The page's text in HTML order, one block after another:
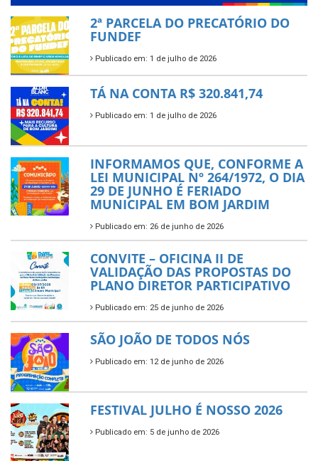
2ª PARCELA DO PRECATÓRIO DO
FUNDEF
Publicado em: 1 de julho de 2026
TÁ NA CONTA R$ 320.841,74
Publicado em: 1 de julho de 2026
INFORMAMOS QUE, CONFORME A
LEI MUNICIPAL Nº 264/1972, O DIA
29 DE JUNHO É FERIADO
MUNICIPAL EM BOM JARDIM
Publicado em: 26 de junho de 2026
CONVITE – OFICINA II DE
VALIDAÇÃO DAS PROPOSTAS DO
PLANO DIRETOR PARTICIPATIVO
Publicado em: 25 de junho de 2026
SÃO JOÃO DE TODOS NÓS
Publicado em: 12 de junho de 2026
FESTIVAL JULHO É NOSSO 2026
Publicado em: 5 de junho de 2026